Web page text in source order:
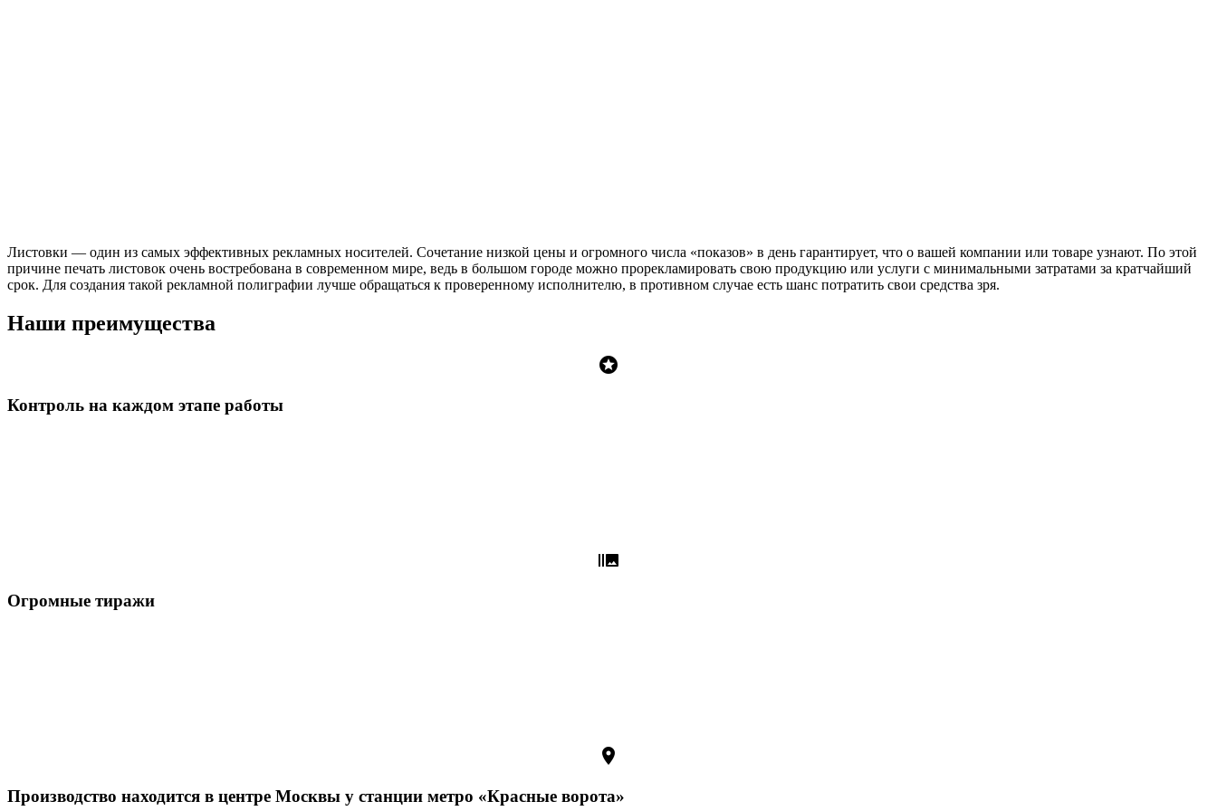
Листовки — один из самых эффективных рекламных носителей. Сочетание низкой цены и огромного числа «показов» в день гарантирует, что о вашей компании или товаре узнают. По этой
причине печать листовок очень востребована в современном мире, ведь в большом городе можно прорекламировать свою продукцию или услуги с минимальными затратами за кратчайший
срок. Для создания такой рекламной полиграфии лучше обращаться к проверенному исполнителю, в противном случае есть шанс потратить свои средства зря.
Наши преимущества
stars
Контроль на каждом этапе работы
burst_mode
Огромные тиражи
room
Производство находится в центре Москвы у станции метро «Красные ворота»